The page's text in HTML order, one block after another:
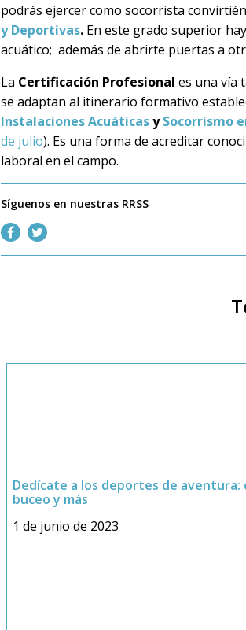
podrás ejercer como socorrista
y Deportivas. En este grado superior
acuático; además de abrirte puertas a
La Certificación Profesional es una vía
se adaptan al itinerario formativo
Instalaciones AcuáticasySocorrismo
de julio). Es una forma de acreditar
laboral en el campo.
Síguenos en nuestras RRSS